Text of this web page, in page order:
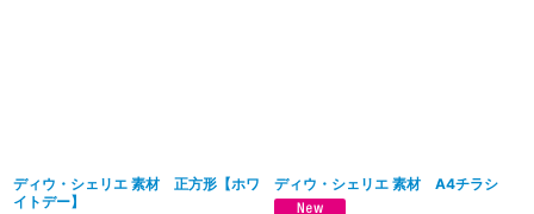
ディウ・シェリエ 素材 正方形【ホワ
イトデー】
ディウ・シェリエ 素材 A4チラシ